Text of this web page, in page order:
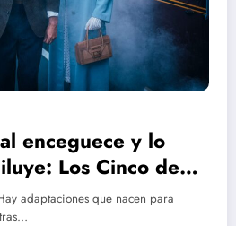
enceguece y lo
Los Cinco de
Refn
adaptaciones que nacen para